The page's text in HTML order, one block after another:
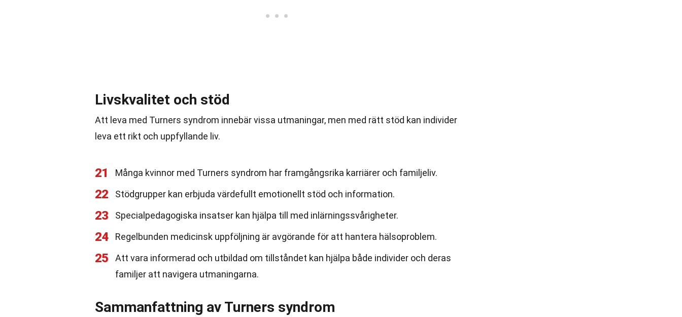
Livskvalitet och stöd
Att leva med Turners syndrom innebär vissa utmaningar, men med rätt stöd kan individer
leva ett rikt och uppfyllande liv.
21 Många kvinnor med Turners syndrom har framgångsrika karriärer och familjeliv.
22 Stödgrupper kan erbjuda värdefullt emotionellt stöd och information.
23 Specialpedagogiska insatser kan hjälpa till med inlärningssvårigheter.
24 Regelbunden medicinsk uppföljning är avgörande för att hantera hälsoproblem.
25
Att vara informerad och utbildad om tillståndet kan hjälpa både individer och deras
familjer att navigera utmaningarna.
Sammanfattning av Turners syndrom